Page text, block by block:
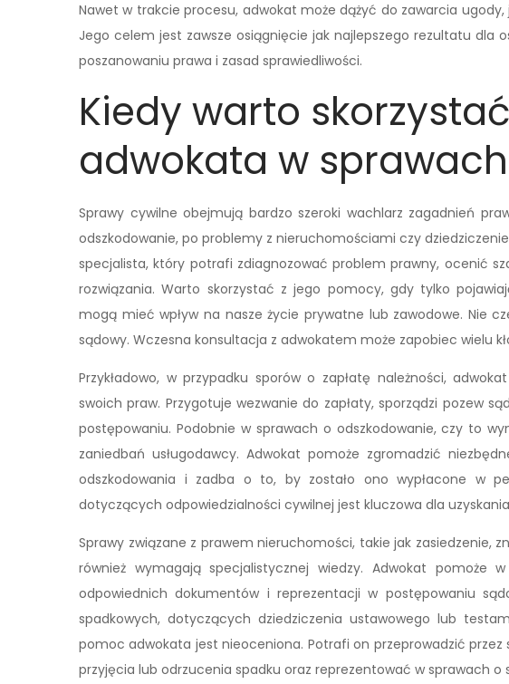
Nawet w trakcie procesu, adwokat może dążyć do zawarcia
Jego celem jest zawsze osiągnięcie jak najlepszego rezultatu dla
poszanowaniu prawa i zasad sprawiedliwości.
Kiedy warto
adwokata w
Sprawy cywilne obejmują bardzo szeroki wachlarz zagadnień
odszkodowanie, po problemy z nieruchomościami czy
specjalista, który potrafi zdiagnozować problem prawny, ocenić
rozwiązania. Warto skorzystać z jego pomocy, gdy tylko
mogą mieć wpływ na nasze życie prywatne lub zawodowe. Nie
sądowy. Wczesna konsultacja z adwokatem może zapobiec wielu
Przykładowo, w przypadku sporów o zapłatę należności,
swoich praw. Przygotuje wezwanie do zapłaty, sporządzi pozew
postępowaniu. Podobnie w sprawach o odszkodowanie, czy to
zaniedbań usługodawcy. Adwokat pomoże zgromadzić
odszkodowania i zadba o to, by zostało ono wypłacone w
dotyczących odpowiedzialności cywilnej jest kluczowa dla
Sprawy związane z prawem nieruchomości, takie jak zasiedzenie,
również wymagają specjalistycznej wiedzy. Adwokat pomoże
odpowiednich dokumentów i reprezentacji w postępowaniu
spadkowych, dotyczących dziedziczenia ustawowego lub
pomoc adwokata jest nieoceniona. Potrafi on przeprowadzić
przyjęcia lub odrzucenia spadku oraz reprezentować w sprawach o